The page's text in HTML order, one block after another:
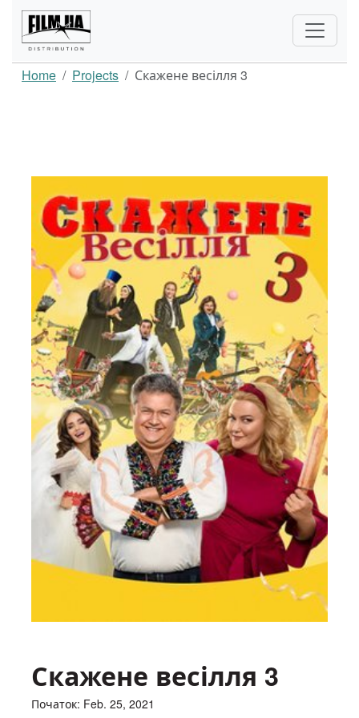
Home Projects Скажене весілля 3
Скажене весілля 3
Початок: Feb. 25, 2021